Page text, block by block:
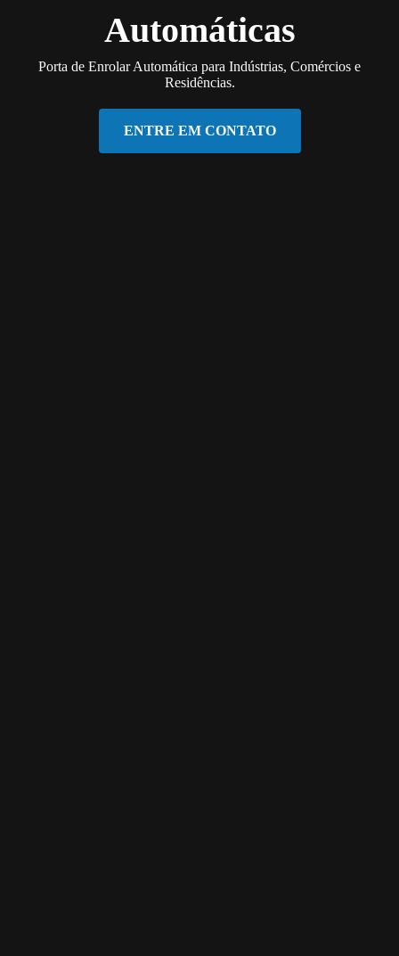
Automáticas
Porta de Enrolar Automática para Indústrias, Comércios e
Residências.
ENTRE EM CONTATO